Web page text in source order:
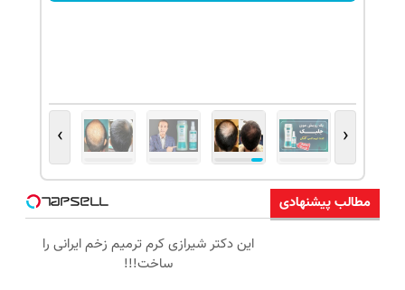
‹
›
مطالب پیشنهادی
این دکتر شیرازی کرم ترمیم زخم ایرانی را
ساخت!!!